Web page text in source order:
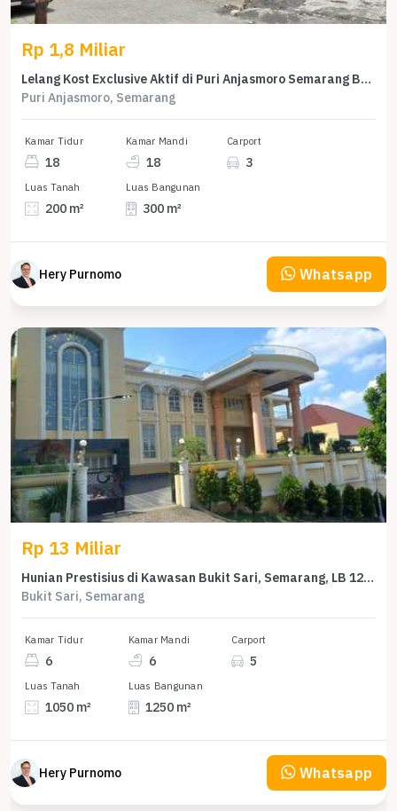
Rp 1,8 Miliar
Lelang Kost Exclusive Aktif di Puri Anjasmoro Semarang Barat
Puri Anjasmoro, Semarang
Kamar Tidur
18
Kamar Mandi
18
Carport
3
Luas Tanah
200 m²
Luas Bangunan
300 m²
Hery Purnomo Whatsapp
Rp 13 Miliar
Hunian Prestisius di Kawasan Bukit Sari, Semarang, LB 1250m², Harga 13 Miliar
Bukit Sari, Semarang
Kamar Tidur
6
Kamar Mandi
6
Carport
5
Luas Tanah
1050 m²
Luas Bangunan
1250 m²
Hery Purnomo Whatsapp